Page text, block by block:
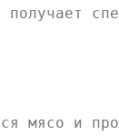
мясо и